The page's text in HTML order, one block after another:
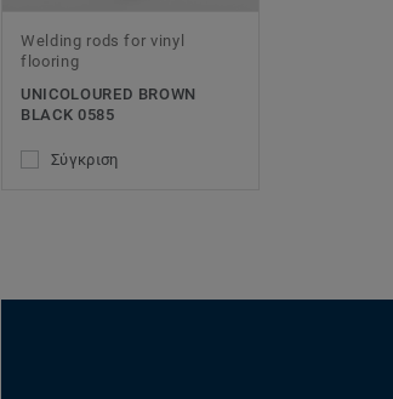
Welding rods for vinyl
flooring
UNICOLOURED BROWN
BLACK 0585
Σύγκριση